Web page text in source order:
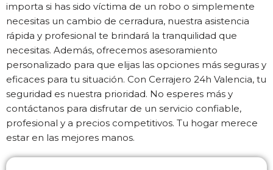
importa si has sido víctima de un robo o simplemente
necesitas un cambio de cerradura, nuestra asistencia
rápida y profesional te brindará la tranquilidad que
necesitas. Además, ofrecemos asesoramiento
personalizado para que elijas las opciones más seguras y
eficaces para tu situación. Con Cerrajero 24h Valencia, tu
seguridad es nuestra prioridad. No esperes más y
contáctanos para disfrutar de un servicio confiable,
profesional y a precios competitivos. Tu hogar merece
estar en las mejores manos.